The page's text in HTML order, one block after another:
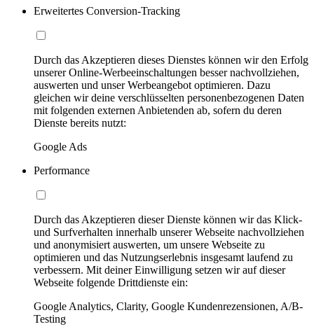
Erweitertes Conversion-Tracking
Durch das Akzeptieren dieses Dienstes können wir den Erfolg
unserer Online-Werbeeinschaltungen besser nachvollziehen,
auswerten und unser Werbeangebot optimieren. Dazu
gleichen wir deine verschlüsselten personenbezogenen Daten
mit folgenden externen Anbietenden ab, sofern du deren
Dienste bereits nutzt:
Google Ads
Performance
Durch das Akzeptieren dieser Dienste können wir das Klick-
und Surfverhalten innerhalb unserer Webseite nachvollziehen
und anonymisiert auswerten, um unsere Webseite zu
optimieren und das Nutzungserlebnis insgesamt laufend zu
verbessern. Mit deiner Einwilligung setzen wir auf dieser
Webseite folgende Drittdienste ein:
Google Analytics, Clarity, Google Kundenrezensionen, A/B-
Testing